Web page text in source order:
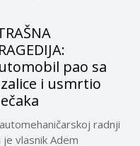
pao sa
i usmrtio
radnji
je vlasnik Adem